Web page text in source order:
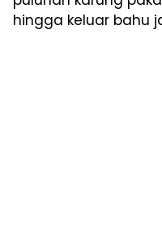
hingga keluar bahu